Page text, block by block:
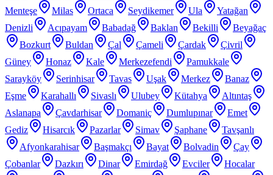
Menteşe
Milas Ortaca Seydikemer Ula
Yatağan
Denizli
Acıpayam Babadağ Baklan Bekilli
Beyağaç
Bozkurt
Buldan Çal Çameli Çardak
Çivril
Güney
Honaz Kale Merkezefendi
Pamukkale
Sarayköy
Serinhisar Tavas Uşak Merkez
Banaz
Eşme
Karahallı Sivaslı Ulubey Kütahya
Altıntaş
Aslanapa
Çavdarhisar Domaniç Dumlupınar
Emet
Gediz
Hisarcık Pazarlar Simav Şaphane
Tavşanlı
Afyonkarahisar
Başmakçı Bayat Bolvadin
Çay
Çobanlar
Dazkırı Dinar Emirdağ Evciler
Hocalar